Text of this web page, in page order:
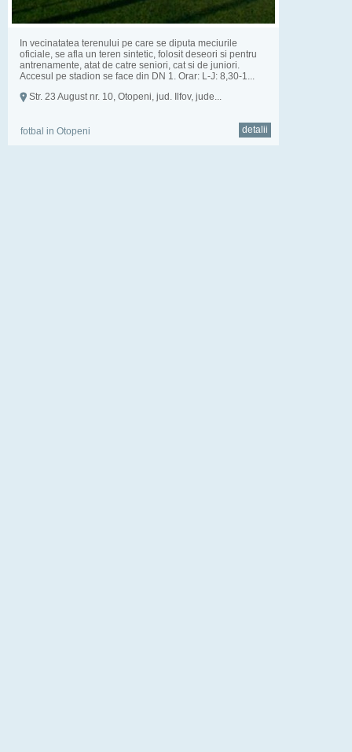
In vecinatatea terenului pe care se diputa meciurile
oficiale, se afla un teren sintetic, folosit deseori si pentru
antrenamente, atat de catre seniori, cat si de juniori.
Accesul pe stadion se face din DN 1. Orar: L-J: 8,30-1...
Str. 23 August nr. 10, Otopeni, jud. Ilfov, jude...
fotbal in Otopeni detalii